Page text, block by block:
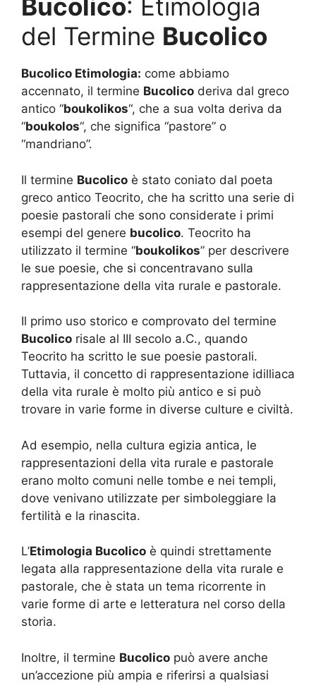
Bucolico: Etimologia
del Termine Bucolico
Bucolico Etimologia: come abbiamo
accennato, il termine Bucolico deriva dal greco
antico “boukolikos“, che a sua volta deriva da
“boukolos“, che significa “pastore” o
“mandriano”.
Il termine Bucolico è stato coniato dal poeta
greco antico Teocrito, che ha scritto una serie di
poesie pastorali che sono considerate i primi
esempi del genere bucolico. Teocrito ha
utilizzato il termine “boukolikos” per descrivere
le sue poesie, che si concentravano sulla
rappresentazione della vita rurale e pastorale.
Il primo uso storico e comprovato del termine
Bucolico risale al III secolo a.C., quando
Teocrito ha scritto le sue poesie pastorali.
Tuttavia, il concetto di rappresentazione idilliaca
della vita rurale è molto più antico e si può
trovare in varie forme in diverse culture e civiltà.
Ad esempio, nella cultura egizia antica, le
rappresentazioni della vita rurale e pastorale
erano molto comuni nelle tombe e nei templi,
dove venivano utilizzate per simboleggiare la
fertilità e la rinascita.
L’Etimologia Bucolico è quindi strettamente
legata alla rappresentazione della vita rurale e
pastorale, che è stata un tema ricorrente in
varie forme di arte e letteratura nel corso della
storia.
Inoltre, il termine Bucolico può avere anche
un’accezione più ampia e riferirsi a qualsiasi